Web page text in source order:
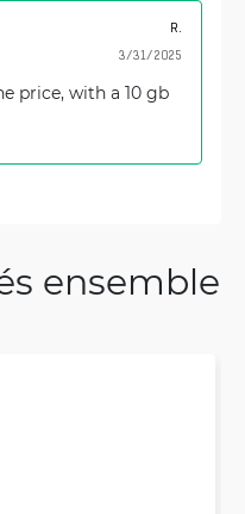
R.
3/31/2025
price, with a 10 gb
ensemble